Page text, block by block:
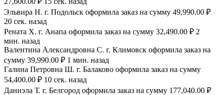
Эльвира Н. г. Подольск оформила заказ на сумму 49,990.00 ₽
20 сек. назад
Рената Х. г. Анапа оформила заказ на сумму 32,490.00 ₽ 2
мин. назад
Валентина Александровна С. г. Климовск оформила заказ на
сумму 39,990.00 ₽ 1 мин. назад
Галина Петровна Ш. г. Балаково оформила заказ на сумму
54,400.00 ₽ 10 сек. назад
Даниэла Т. г. Белгород оформила заказ на сумму 177,040.00 ₽